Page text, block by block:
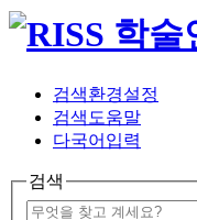
검색환경설정
검색도움말
다국어입력
검색